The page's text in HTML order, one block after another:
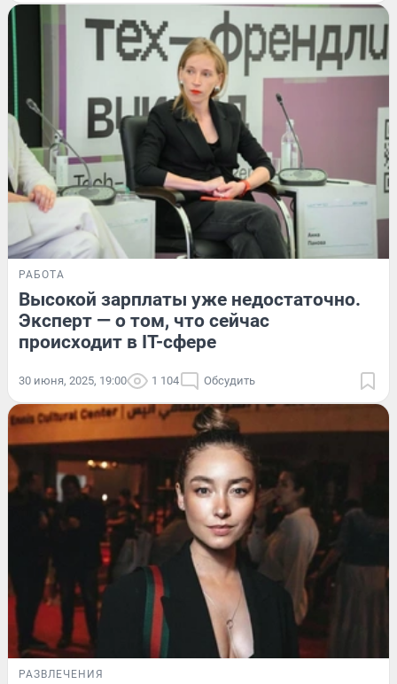
РАБОТА
Высокой зарплаты уже недостаточно.
Эксперт — о том, что сейчас
происходит в IT-сфере
30 июня, 2025, 19:00 1 104 Обсудить
РАЗВЛЕЧЕНИЯ